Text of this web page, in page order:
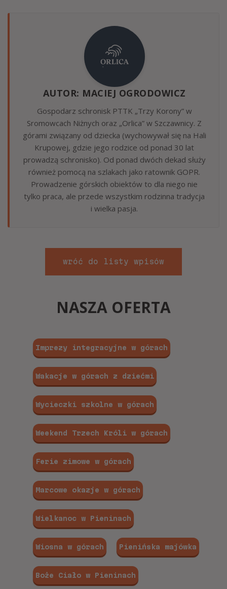
AUTOR: MACIEJ OGRODOWICZ
Gospodarz schronisk PTTK „Trzy Korony” w
Sromowcach Niżnych oraz „Orlica” w Szczawnicy. Z
górami związany od dziecka (wychowywał się na Hali
Krupowej, gdzie jego rodzice od ponad 30 lat
prowadzą schronisko). Od ponad dwóch dekad służy
również pomocą na szlakach jako ratownik GOPR.
Prowadzenie górskich obiektów to dla niego nie
tylko praca, ale przede wszystkim rodzinna tradycja
i wielka pasja.
wróć do listy wpisów
NASZA OFERTA
Imprezy integracyjne w górach
Wakacje w górach z dziećmi
Wycieczki szkolne w górach
Weekend Trzech Króli w górach
Ferie zimowe w górach
Marcowe okazje w górach
Wielkanoc w Pieninach
Wiosna w górach Pienińska majówka
Boże Ciało w Pieninach